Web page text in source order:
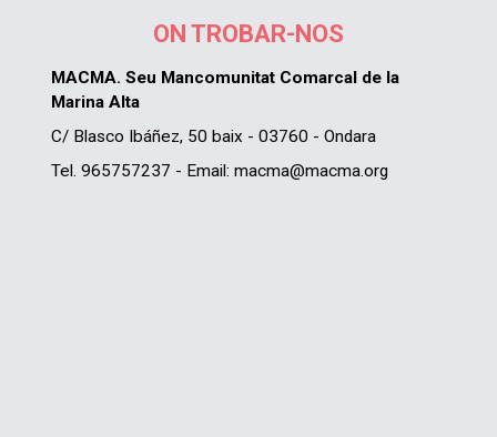
ON TROBAR-NOS
MACMA. Seu Mancomunitat Comarcal de la
Marina Alta
C/ Blasco Ibáñez, 50 baix - 03760 - Ondara
Tel. 965757237 - Email: macma@macma.org